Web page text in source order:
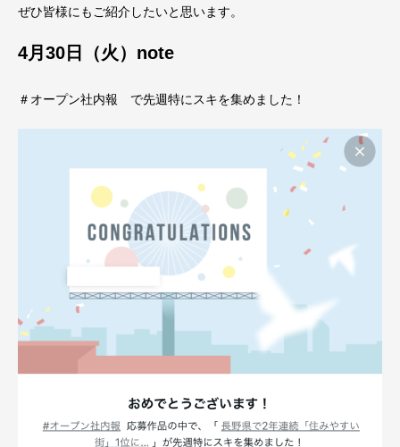
ぜひ皆様にもご紹介したいと思います。
4月30日（火）note
＃オープン社内報 で先週特にスキを集めました！